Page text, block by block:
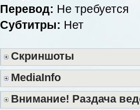
Перевод: Не требуется
Субтитры: Нет
Скриншоты
MediaInfo
Внимание! Раздача